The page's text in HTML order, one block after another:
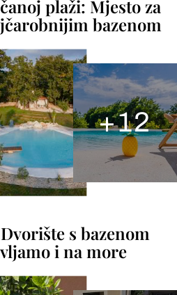
plaži: Mjesto za
bazenom
+12
s bazenom
i na more